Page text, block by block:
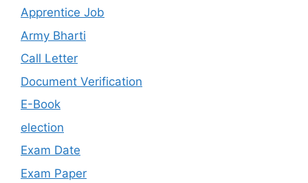
Apprentice Job
Army Bharti
Call Letter
Document Verification
E-Book
election
Exam Date
Exam Paper